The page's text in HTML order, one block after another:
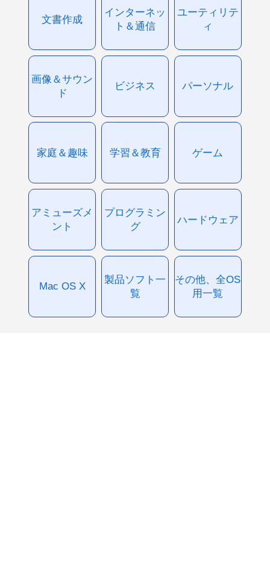
文書作成
インターネッ
ト＆通信
ユーティリテ
ィ
画像＆サウン
ド
ビジネス パーソナル
家庭＆趣味 学習＆教育 ゲーム
アミューズメ
ント
プログラミン
グ
ハードウェア
Mac OS X
製品ソフト一
覧
その他、全OS
用一覧